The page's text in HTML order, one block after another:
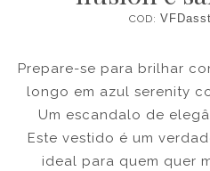
COD:
Prepare-se para brilhar
longo em azul serenity
Um escandalo de
Este vestido é um
ideal para quem quer